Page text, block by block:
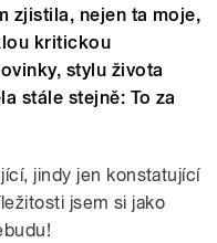
zjistila, nejen ta moje,
kritickou
stylu života
stále stejně: To za
jindy jen konstatující
jsem si jako